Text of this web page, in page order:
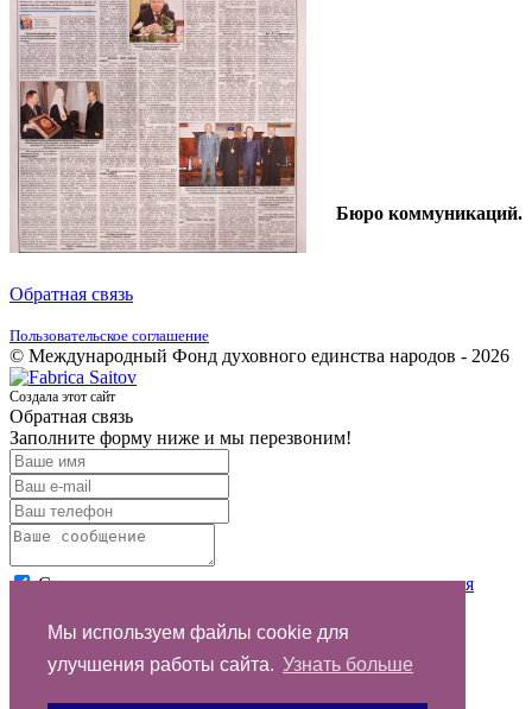
Мы используем файлы cookie для
улучшения работы сайта. Узнать больше
Бюро коммуникаций.
Обратная связь
Пользовательское соглашение
© Международный Фонд духовного единства народов - 2026
Создала этот сайт
Обратная связь
Заполните форму ниже и мы перезвоним!
Согласен с условиямипользовательского соглашения
Спасибо за обращение